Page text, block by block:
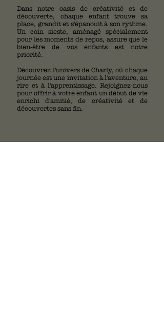
Dans notre oasis de créativité et de
découverte, chaque enfant trouve sa
place, grandit et s'épanouit à son rythme.
Un coin sieste, aménagé spécialement
pour les moments de repos, assure que le
bien-être de vos enfants est notre
priorité.
Découvrez l'univers de Charly, où chaque
journée est une invitation à l'aventure, au
rire et à l'apprentissage. Rejoignez-nous
pour offrir à votre enfant un début de vie
enrichi d'amitié, de créativité et de
découvertes sans fin.